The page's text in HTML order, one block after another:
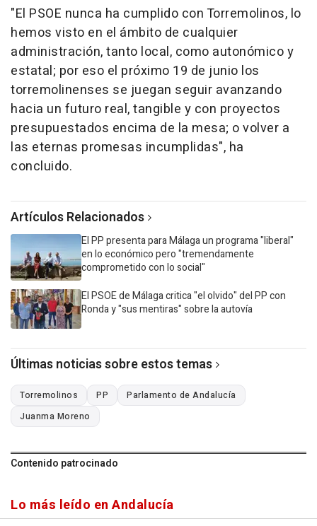
"El PSOE nunca ha cumplido con Torremolinos, lo
hemos visto en el ámbito de cualquier
administración, tanto local, como autonómico y
estatal; por eso el próximo 19 de junio los
torremolinenses se juegan seguir avanzando
hacia un futuro real, tangible y con proyectos
presupuestados encima de la mesa; o volver a
las eternas promesas incumplidas", ha
concluido.
Artículos Relacionados
El PP presenta para Málaga un programa "liberal"
en lo económico pero "tremendamente
comprometido con lo social"
El PSOE de Málaga critica "el olvido" del PP con
Ronda y "sus mentiras" sobre la autovía
Últimas noticias sobre estos temas
Torremolinos PP
Parlamento de Andalucía
Juanma Moreno
Contenido patrocinado
Lo más leído en Andalucía